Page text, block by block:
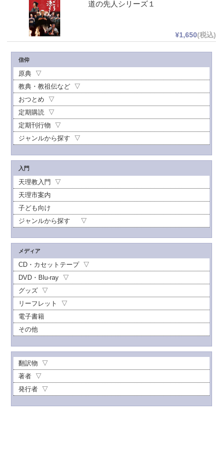
道の先人シリーズ１
¥1,650(税込)
信仰
原典
教典・教祖伝など
おつとめ
定期購読
定期刊行物
ジャンルから探す
入門
天理教入門
天理市案内
子ども向け
ジャンルから探す
メディア
CD・カセットテープ
DVD・Blu-ray
グッズ
リーフレット
電子書籍
その他
翻訳物
著者
発行者